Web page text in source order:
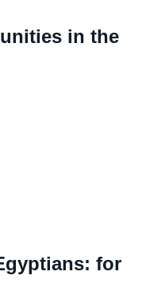
in the
for